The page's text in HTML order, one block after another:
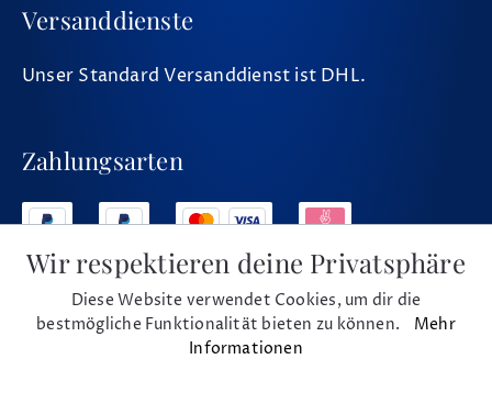
Versanddienste
Unser Standard Versanddienst ist DHL.
Zahlungsarten
Social Media
Wir respektieren deine Privatsphäre
Diese Website verwendet Cookies, um dir die
bestmögliche Funktionalität bieten zu können. Mehr
Informationen